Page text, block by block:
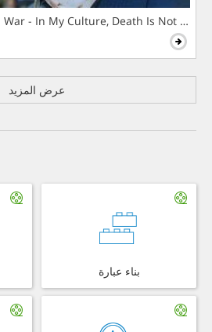
- In My Culture, Death Is Not The
عرض المزيد
بناء عبارة